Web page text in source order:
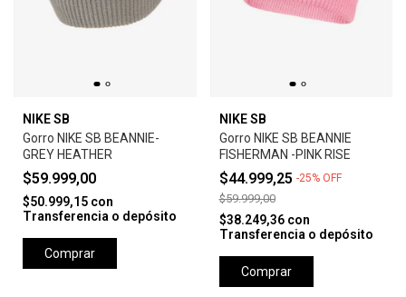
NIKE SB
Gorro NIKE SB BEANNIE-
GREY HEATHER
$59.999,00
$50.999,15 con
Transferencia o depósito
Comprar
NIKE SB
Gorro NIKE SB BEANNIE
FISHERMAN -PINK RISE
$44.999,25 -25% OFF
$59.999,00
$38.249,36 con
Transferencia o depósito
Comprar